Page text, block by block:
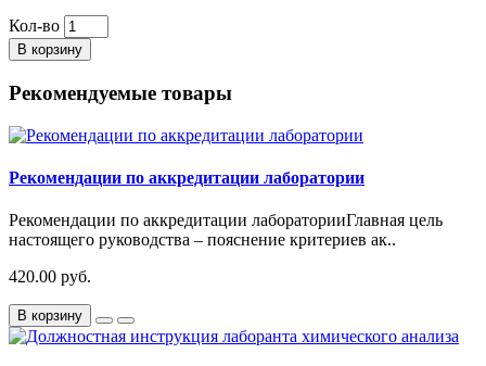
Кол-во
В корзину
Рекомендуемые товары
Рекомендации по аккредитации лаборатории
Рекомендации по аккредитации лабораторииГлавная цель
настоящего руководства – пояснение критериев ак..
420.00 руб.
В корзину